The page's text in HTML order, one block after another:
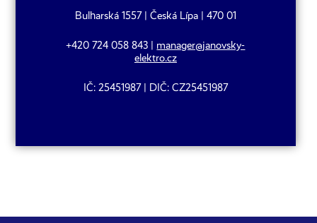
Bulharská 1557 | Česká Lípa | 470 01
+420 724 058 843 | manager@janovsky-
elektro.cz
IČ: 25451987 | DIČ: CZ25451987